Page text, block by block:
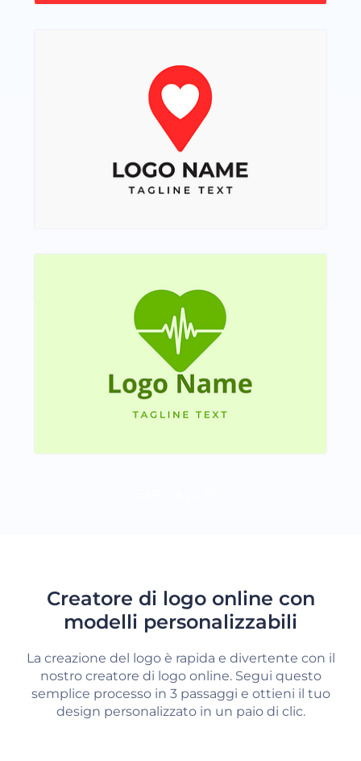
Creatore di logo online con
modelli personalizzabili
La creazione del logo è rapida e divertente con il
nostro creatore di logo online. Segui questo
semplice processo in 3 passaggi e ottieni il tuo
design personalizzato in un paio di clic.